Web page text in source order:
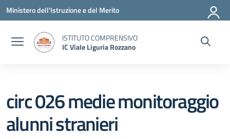
Vai ai contenuti
Vai al menu di navigazione
Vai al footer
Ministero dell'Istruzione e del Merito
ISTITUTO COMPRENSIVO
IC Viale Liguria Rozzano
circ 026 medie monitoraggio
alunni stranieri